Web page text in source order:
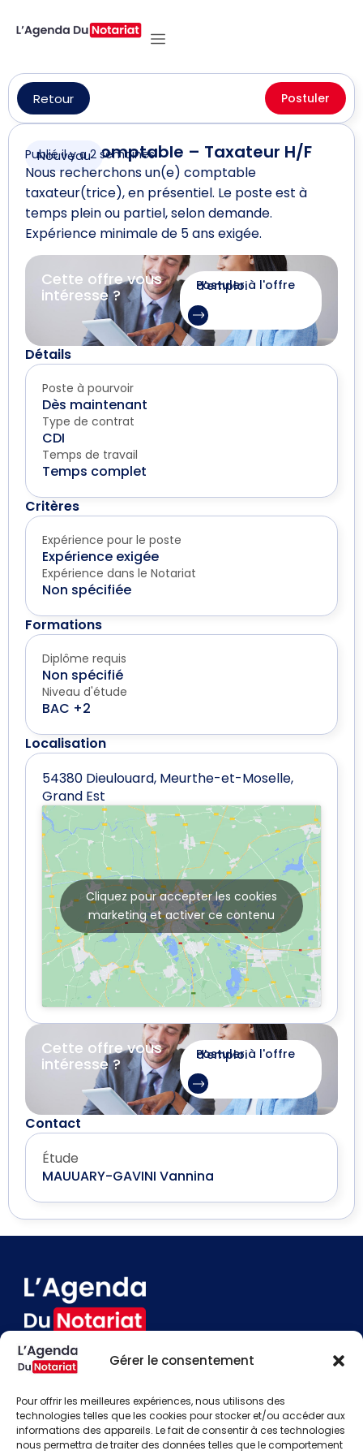
Gérer le consentement
Pour offrir les meilleures expériences, nous utilisons des
technologies telles que les cookies pour stocker et/ou accéder aux
informations des appareils. Le fait de consentir à ces technologies
nous permettra de traiter des données telles que le comportement
Retour Postuler
Comptable – Taxateur H/F
Nouveau
Publié il y a 2 semaines
Nous recherchons un(e) comptable
taxateur(trice), en présentiel. Le poste est à
temps plein ou partiel, selon demande.
Expérience minimale de 5 ans exigée.
Cette offre vous
intéresse ?
Postuler à l'offre d'emploi
Détails
Poste à pourvoir
Dès maintenant
Type de contrat
CDI
Temps de travail
Temps complet
Critères
Expérience pour le poste
Expérience exigée
Expérience dans le Notariat
Non spécifiée
Formations
Diplôme requis
Non spécifié
Niveau d'étude
BAC +2
Localisation
54380 Dieulouard, Meurthe-et-Moselle,
Grand Est
Cliquez pour accepter les cookies
marketing et activer ce contenu
Cette offre vous
intéresse ?
Postuler à l'offre d'emploi
Contact
Étude
MAUUARY-GAVINI Vannina
Contact
Besoin d'aide
Actualités